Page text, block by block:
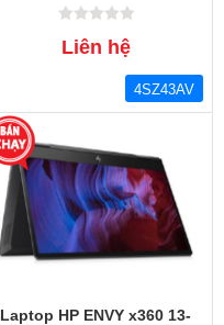
Liên hệ
4SZ43AV
Laptop HP ENVY x360 13-